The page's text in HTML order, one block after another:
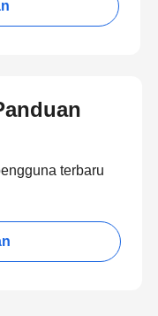
terbaru